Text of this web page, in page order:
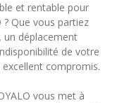
3
10 11
et rentable pour
? Que vous partiez
un déplacement
de votre
compromis.
vous met à